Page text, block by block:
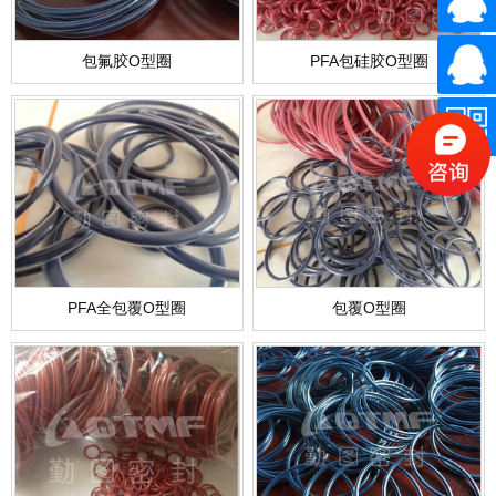
包氟胶O型圈 PFA包硅胶O型圈
PFA全包覆O型圈 包覆O型圈